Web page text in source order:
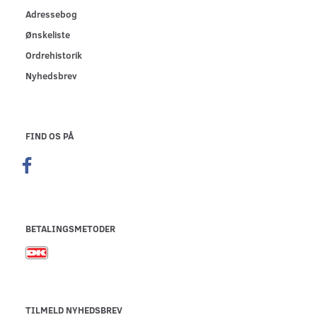
Adressebog
Ønskeliste
Ordrehistorik
Nyhedsbrev
FIND OS PÅ
BETALINGSMETODER
TILMELD NYHEDSBREV